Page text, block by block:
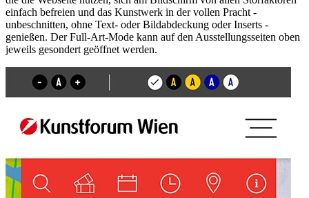
einfach befreien und das Kunstwerk in der vollen Pracht -
unbeschnitten, ohne Text- oder Bildabdeckung oder Inserts -
genießen. Der Full-Art-Mode kann auf den Ausstellungsseiten oben
jeweils gesondert geöffnet werden.